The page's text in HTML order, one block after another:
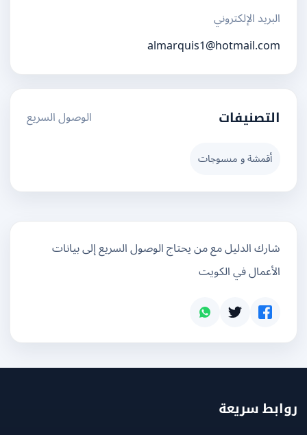
البريد الإلكتروني
almarquis1@hotmail.com
التصنيفات الوصول السريع
أقمشة و منسوجات
شارك الدليل مع من يحتاج الوصول السريع إلى بيانات
الأعمال في الكويت
سريعة